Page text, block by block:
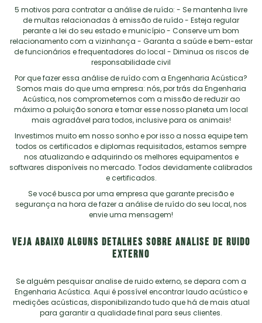
5 motivos para contratar a análise de ruído: - Se mantenha livre
de multas relacionadas à emissão de ruído - Esteja regular
perante a lei do seu estado e município - Conserve um bom
relacionamento com a vizinhança - Garanta a saúde e bem-estar
de funcionários e frequentadores do local - Diminua os riscos de
responsabilidade civil
Por que fazer essa análise de ruído com a Engenharia Acústica?
Somos mais do que uma empresa: nós, por trás da Engenharia
Acústica, nos comprometemos com a missão de reduzir ao
máximo a poluição sonora e tornar esse nosso planeta um local
mais agradável para todos, inclusive para os animais!
Investimos muito em nosso sonho e por isso a nossa equipe tem
todos os certificados e diplomas requisitados, estamos sempre
nos atualizando e adquirindo os melhores equipamentos e
softwares disponíveis no mercado. Todos devidamente calibrados
e certificados.
Se você busca por uma empresa que garante precisão e
segurança na hora de fazer a análise de ruído do seu local, nos
envie uma mensagem!
VEJA ABAIXO ALGUNS DETALHES SOBRE ANALISE DE RUIDO
EXTERNO
Se alguém pesquisaranalise de ruido externo, se depara com a
Engenharia Acústica. Aqui é possível encontrar laudo acústico e
medições acústicas, disponibilizando tudo que há de mais atual
para garantir a qualidade final para seus clientes.